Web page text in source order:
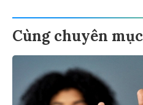
Cùng chuyên mục